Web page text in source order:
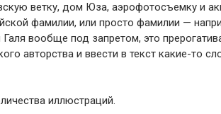
ветку, дом Юза, аэрофотосъемку и
фамилии, или просто фамилии —
вообще под запретом, это
авторства и ввести в текст какие-то
иллюстраций.